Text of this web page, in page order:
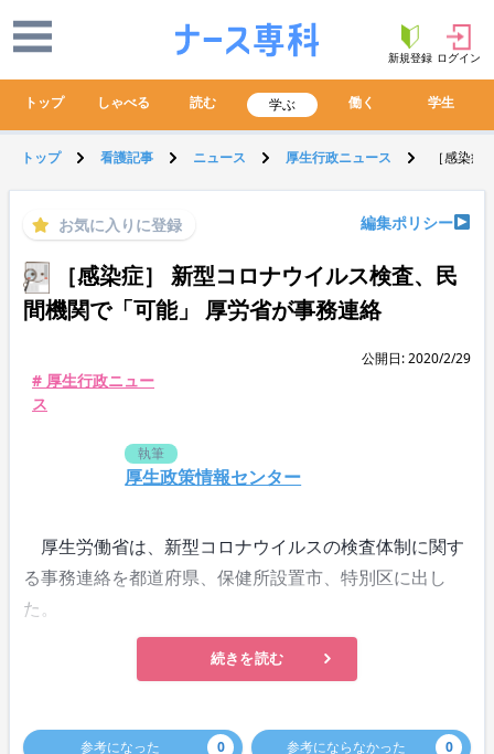
新規登録 ログイン
トップ しゃべる 読む 学ぶ 働く 学生
トップ 看護記事 ニュース 厚生行政ニュース ［感染
お気に入りに登録 編集ポリシー
［感染症］ 新型コロナウイルス検査、民
間機関で「可能」 厚労省が事務連絡
公開日: 2020/2/29
# 厚生行政ニュー
ス
執筆
厚生政策情報センター
厚生労働省は、新型コロナウイルスの検査体制に関す
る事務連絡を都道府県、保健所設置市、特別区に出し
た。
続きを読む
参考になった 0 参考にならなかった 0